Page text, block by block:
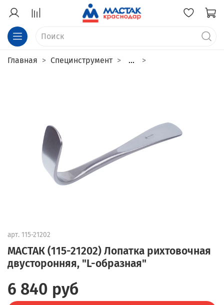
Главная Специнструмент ...
арт. 115-21202
МАСТАК (115-21202) Лопатка рихтовочная
двусторонняя, "L-образная"
6 840 руб